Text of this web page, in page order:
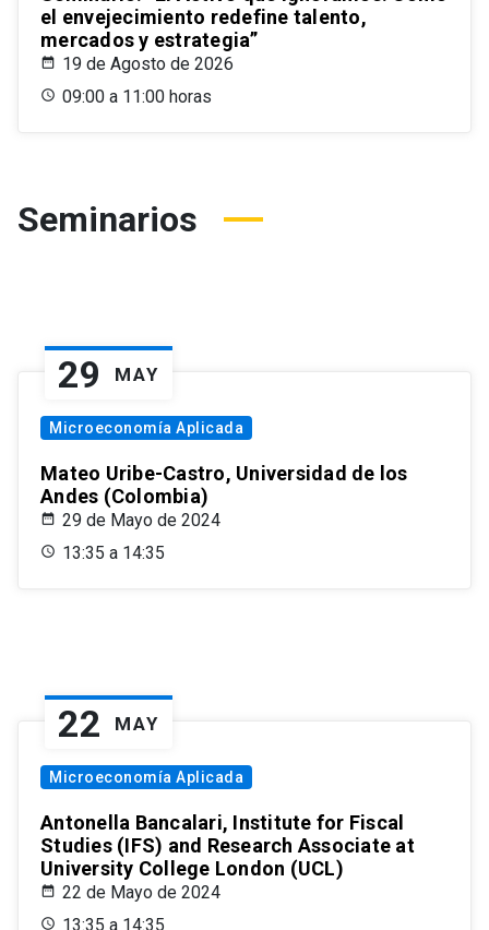
el envejecimiento redefine talento,
mercados y estrategia”
19 de Agosto de 2026
09:00 a 11:00 horas
Seminarios
29 MAY
Microeconomía Aplicada
Mateo Uribe-Castro, Universidad de los
Andes (Colombia)
29 de Mayo de 2024
13:35 a 14:35
22 MAY
Microeconomía Aplicada
Antonella Bancalari, Institute for Fiscal
Studies (IFS) and Research Associate at
University College London (UCL)
22 de Mayo de 2024
13:35 a 14:35